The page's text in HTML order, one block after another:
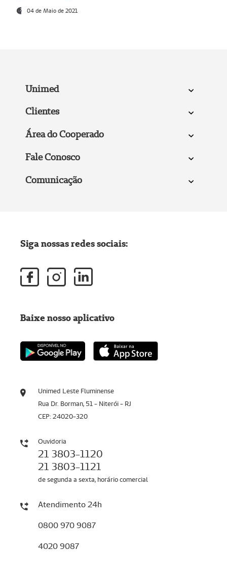
04 de Maio de 2021
Unimed
Clientes
Área do Cooperado
Fale Conosco
Comunicação
Unimed Leste Fluminense
Rua Dr. Borman, 51 - Niterói - RJ
CEP: 24020-320
Ouvidoria
21 3803-1120
21 3803-1121
de segunda a sexta, horário comercial
Atendimento 24h
0800 970 9087
4020 9087
Siga nossas redes sociais:
Baixe nosso aplicativo